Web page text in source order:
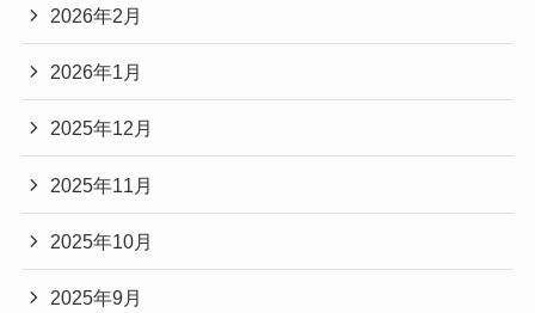
2026年2月
2026年1月
2025年12月
2025年11月
2025年10月
2025年9月